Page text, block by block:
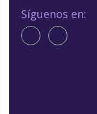
Síguenos en: